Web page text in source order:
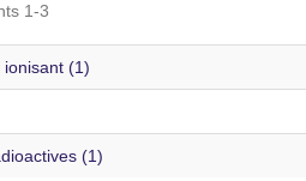
1-3
ionisant (1)
(1)